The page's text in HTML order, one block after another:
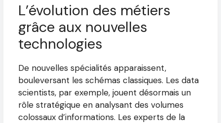
L’évolution des métiers
grâce aux nouvelles
technologies
De nouvelles spécialités apparaissent,
bouleversant les schémas classiques. Les data
scientists, par exemple, jouent désormais un
rôle stratégique en analysant des volumes
colossaux d’informations. Les experts de la